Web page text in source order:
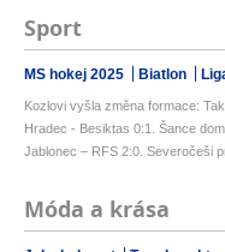
Sport
MS hokej 2025 Biatlon
Kozlovi vyšla změna formace:
Hradec - Besiktas 0:1. Šance
Jablonec – RFS 2:0. Severočeši
Móda a krása